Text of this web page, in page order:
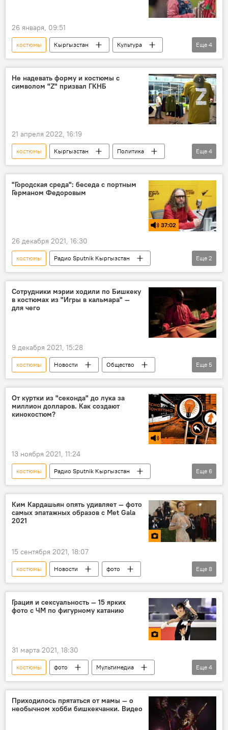
26 января, 09:51
костюмы Кыргызстан
Культура
ремесло
искусство
Айдай Асангулова
смерть
Еще 4
Не надевать форму и костюмы с
символом "Z" призвал ГКНБ
21 апреля 2022, 16:19
костюмы Кыргызстан
Политика
ГКНБ
форма
символика
рекомендация
Еще 4
"Городская среда": беседа с портным
Германом Федоровым
37:02
26 декабря 2021, 16:30
костюмы
Радио Sputnik Кыргызстан
одежда
профессия
Еще 2
Сотрудники мэрии ходили по Бишкеку
в костюмах из "Игры в кальмара" —
для чего
9 декабря 2021, 15:28
костюмы Новости
Общество
Кыргызстан
Бишкек
мэрия
сериал "Игра в кальмара"
Еще 5
От куртки из "секонда" до лука за
миллион долларов. Как создают
кинокостюм?
13 ноября 2021, 11:24
костюмы
Радио Sputnik Кыргызстан
Подкасты РИА Новости
Культура
кино
съемка
одежда
Еще 6
Ким Кардашьян опять удивляет — фото
самых эпатажных образов с Met Gala
2021
15 сентября 2021, 18:07
костюмы Новости
фото
Мультимедиа
В мире
Культура
США
звезда
Ким Кардашьян
мероприятия
Фотолента
Еще 8
Грация и сексуальность — 15 ярких
фото с ЧМ по фигурному катанию
31 марта 2021, 18:30
костюмы фото
Мультимедиа
фигурное катание
сексуальность
чемпионат мира
Фотолента
Еще 4
Приходилось прятаться от мамы — о
необычном хобби бишкекчанки. Видео